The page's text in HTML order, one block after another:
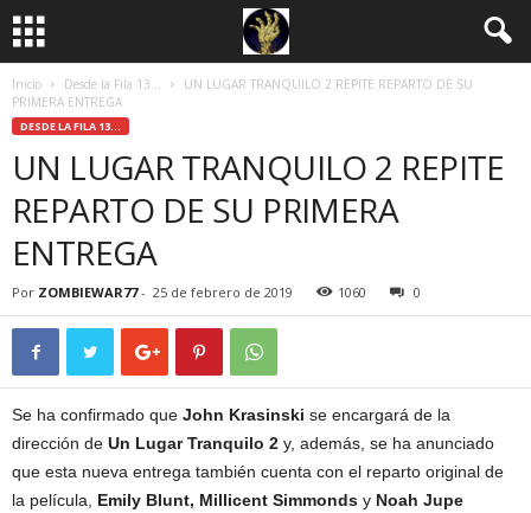
Inicio Desde la Fila 13...
UN LUGAR TRANQUILO 2 REPITE REPARTO DE SU
PRIMERA ENTREGA
DESDE LA FILA 13...
UN LUGAR TRANQUILO 2 REPITE
REPARTO DE SU PRIMERA
ENTREGA
Por ZOMBIEWAR77- 25 de febrero de 2019 1060 0
Se ha confirmado que John Krasinski se encargará de la
dirección de Un Lugar Tranquilo 2 y, además, se ha anunciado
que esta nueva entrega también cuenta con el reparto original de
la película, Emily Blunt, Millicent Simmonds y Noah Jupe